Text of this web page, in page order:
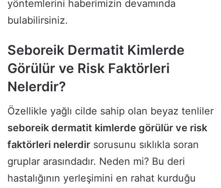
yöntemlerini haberimizin devamında
bulabilirsiniz.
Seboreik Dermatit Kimlerde
Görülür ve Risk Faktörleri
Nelerdir?
Özellikle yağlı cilde sahip olan beyaz tenliler
seboreik dermatit kimlerde görülür ve risk
faktörleri nelerdir sorusunu sıklıkla soran
gruplar arasındadır. Neden mi? Bu deri
hastalığının yerleşimini en rahat kurduğu